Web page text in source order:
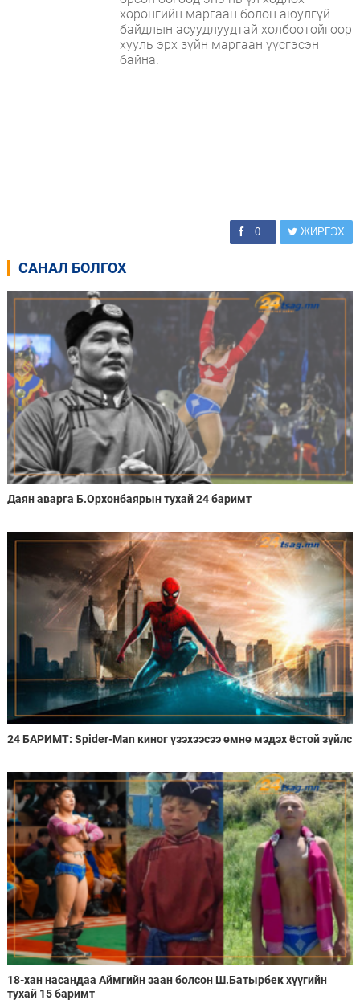
хөрөнгийн маргаан болон аюулгүй
байдлын асуудлуудтай холбоотойгоор
хууль эрх зүйн маргаан үүсгэсэн
байна.
0 ЖИРГЭХ
САНАЛ БОЛГОХ
Даян аварга Б.Орхонбаярын тухай 24 баримт
24 БАРИМТ: Spider-Man киног үзэхээсээ өмнө мэдэх ёстой зүйлс
18-хан насандаа Аймгийн заан болсон Ш.Батырбек хүүгийн
тухай 15 баримт